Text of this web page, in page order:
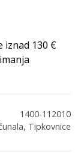
iznad 130 €
1400-112010
, Tipkovnice